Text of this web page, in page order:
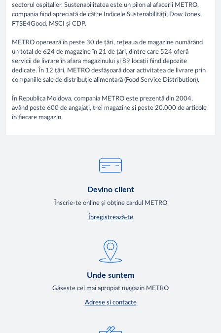
sectorul ospitalier. Sustenabilitatea este un pilon al afacerii METRO,
compania fiind apreciată de către Indicele Sustenabilității Dow Jones,
FTSE4Good, MSCI și CDP.
METRO operează în peste 30 de țări, rețeaua de magazine numărând
un total de 624 de magazine în 21 de țări, dintre care 524 oferă
servicii de livrare în afara magazinului și 89 locații fiind depozite
dedicate. În 12 țări, METRO desfășoară doar activitatea de livrare prin
companiile sale de distribuție alimentară (Food Service Distribution).
În Republica Moldova, compania METRO este prezentă din 2004,
având peste 600 de angajați, trei magazine și peste 20.000 de articole
în fiecare magazin.
Devino client
Înscrie-te online și obține cardul METRO
Înregistrează-te
Unde suntem
Găsește cel mai apropiat magazin METRO
Adrese și contacte